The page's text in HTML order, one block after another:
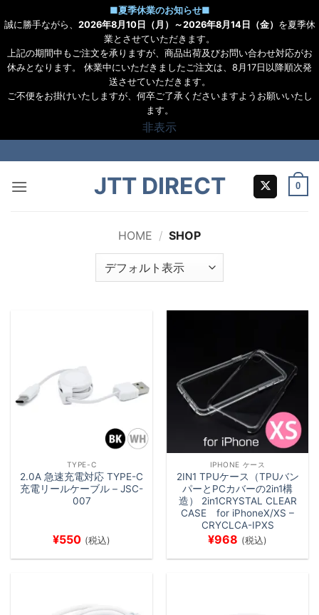
■夏季休業のお知らせ■
誠に勝手ながら、 2026年8月10日（月）～2026年8月14日（金） を夏季休
業とさせていただきます。
上記の期間中もご注文を承りますが、商品出荷及びお問い合わせ対応がお
休みとなります。 休業中にいただきましたご注文は、8月17日以降順次発
送させていただきます。
ご不便をお掛けいたしますが、何卒ご了承くださいますようお願いいたし
ます。
非表示
to
content
JTT DIRECT 0
HOME / SHOP
TYPE-C
2.0A 急速充電対応 TYPE-C
充電リールケーブル – JSC-
007
¥550 (税込)
IPHONE ケース
2IN1 TPUケース（TPUバン
パーとPCカバーの2in1構
造） 2in1CRYSTAL CLEAR
CASE for iPhoneX/XS –
CRYCLCA-IPXS
¥968 (税込)